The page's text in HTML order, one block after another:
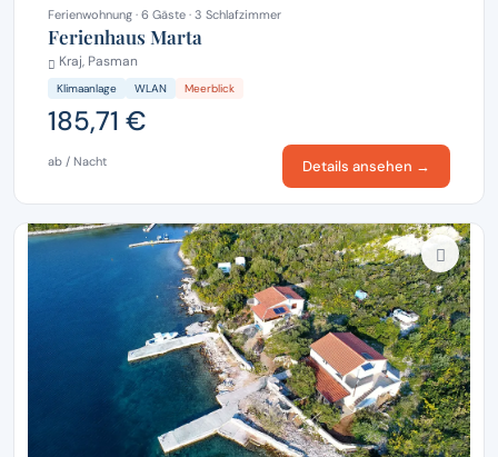
Ferienwohnung · 6 Gäste · 3 Schlafzimmer
Ferienhaus Marta
Kraj, Pasman
Klimaanlage WLAN Meerblick
185,71 €
ab / Nacht Details ansehen →